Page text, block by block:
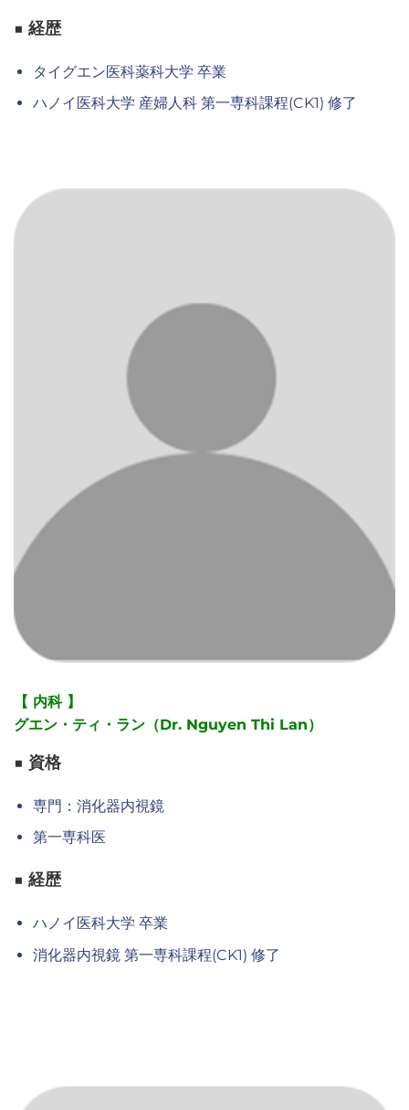
■ 経歴
タイグエン医科薬科大学 卒業
ハノイ医科大学 産婦人科 第一専科課程(CK1) 修了
【 内科 】
グエン・ティ・ラン（Dr. Nguyen Thi Lan）
■ 資格
専門：消化器内視鏡
第一専科医
■ 経歴
ハノイ医科大学 卒業
消化器内視鏡 第一専科課程(CK1) 修了